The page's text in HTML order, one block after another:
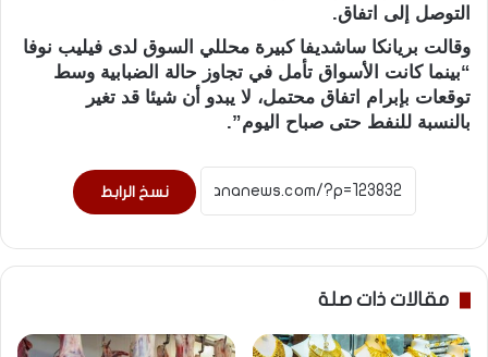
⁠التوصل إلى اتفاق.
وقالت بريانكا ساشديفا كبيرة محللي السوق لدى فيليب نوفا
“بينما كانت الأسواق تأمل في تجاوز ​حالة الضبابية وسط
توقعات بإبرام اتفاق محتمل، لا يبدو أن شيئا قد تغير
بالنسبة للنفط حتى صباح ​اليوم”.
نسخ الرابط
مقالات ذات صلة